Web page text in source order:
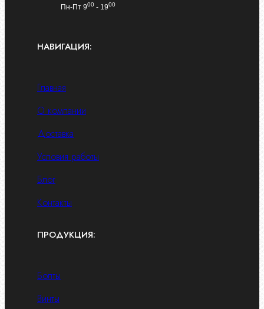
Пн-Пт 900 - 1900
НАВИГАЦИЯ:
Главная
О компании
Доставка
Условия работы
Блог
Контакты
ПРОДУКЦИЯ:
Болты
Винты